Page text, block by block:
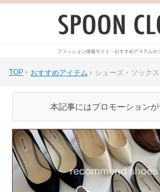
ファッション情報サイト・おすすめアイテムや
TOP › おすすめアイテム › シューズ・ソックス
本記事にはプロモーション